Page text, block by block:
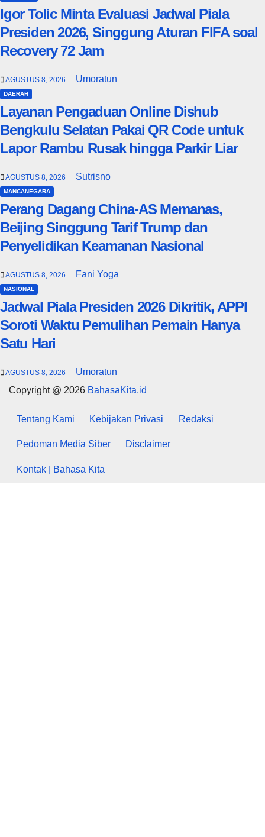
Igor Tolic Minta Evaluasi Jadwal Piala
Presiden 2026, Singgung Aturan FIFA soal
Recovery 72 Jam
AGUSTUS 8, 2026 Umoratun
DAERAH
Layanan Pengaduan Online Dishub
Bengkulu Selatan Pakai QR Code untuk
Lapor Rambu Rusak hingga Parkir Liar
AGUSTUS 8, 2026 Sutrisno
MANCANEGARA
Perang Dagang China-AS Memanas,
Beijing Singgung Tarif Trump dan
Penyelidikan Keamanan Nasional
AGUSTUS 8, 2026 Fani Yoga
NASIONAL
Jadwal Piala Presiden 2026 Dikritik, APPI
Soroti Waktu Pemulihan Pemain Hanya
Satu Hari
AGUSTUS 8, 2026
Umoratun
Copyright @ 2026 BahasaKita.id
Tentang Kami Kebijakan Privasi Redaksi
Pedoman Media Siber Disclaimer
Kontak | Bahasa Kita